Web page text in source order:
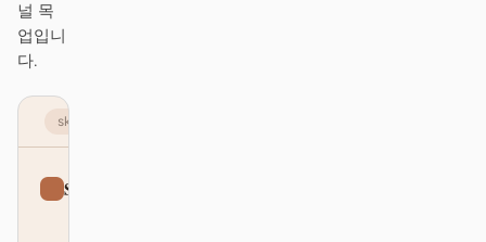
널 목
업입니
다.
skeumorphism.com
Skeumorphism